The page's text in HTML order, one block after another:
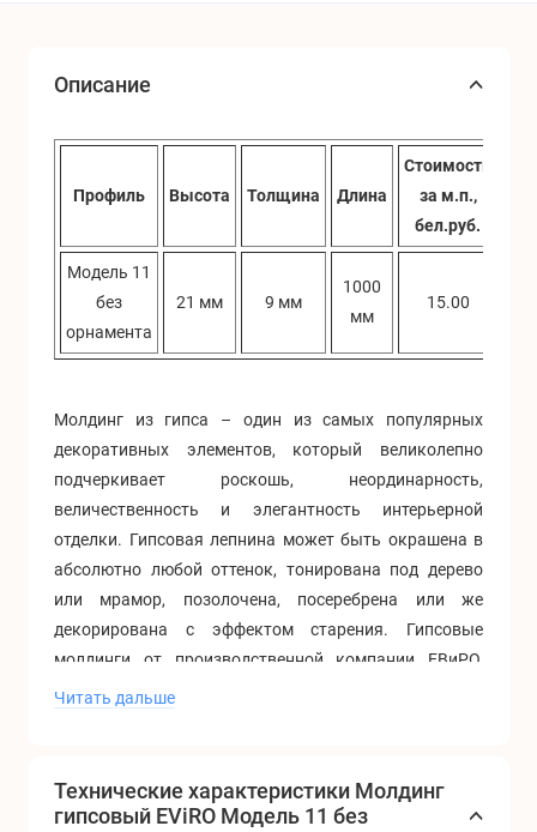
Описание
Профиль Высота Толщина Длина
Стоимость
за м.п.,
бел.руб.
Модель 11
без
орнамента
21 мм 9 мм
1000
мм
15.00
Молдинг из гипса – один из самых популярных
декоративных элементов, который великолепно
подчеркивает роскошь, неординарность,
величественность и элегантность интерьерной
отделки. Гипсовая лепнина может быть окрашена в
абсолютно любой оттенок, тонирована под дерево
или мрамор, позолочена, посеребрена или же
декорирована с эффектом старения. Гипсовые
молдинги от производственной компании ЕВиРО,
совмещают в себе красоту и надежность. Материал,
стеклофиброволокном, является экологически
чистым, не горючим, влагостойким, а так же
Читать дальше
Технические характеристики Молдинг
гипсовый EViRO Модель 11 без